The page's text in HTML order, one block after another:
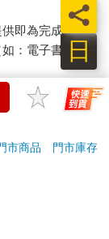
即為完成之線
：電子書、電
刮鬍刀、除毛
（含例假
獨退貨）必須
市商品
門市庫存
日
員